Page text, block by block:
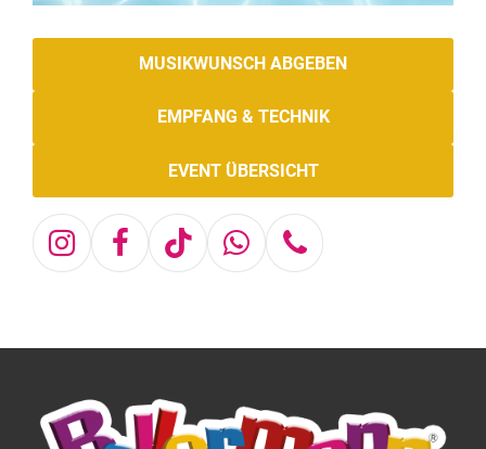
MUSIKWUNSCH ABGEBEN
EMPFANG & TECHNIK
EVENT ÜBERSICHT
Instagram
Facebook
TiktokWhatsapp
Telefon